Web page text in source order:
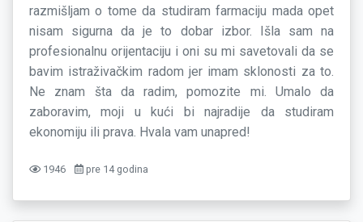
razmišljam o tome da studiram farmaciju mada opet
nisam sigurna da je to dobar izbor. Išla sam na
profesionalnu orijentaciju i oni su mi savetovali da se
bavim istraživačkim radom jer imam sklonosti za to.
Ne znam šta da radim, pomozite mi. Umalo da
zaboravim, moji u kući bi najradije da studiram
ekonomiju ili prava. Hvala vam unapred!
1946 pre 14 godina